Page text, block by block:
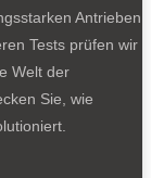
Antrieben
Tests prüfen wir
Welt der
Sie, wie